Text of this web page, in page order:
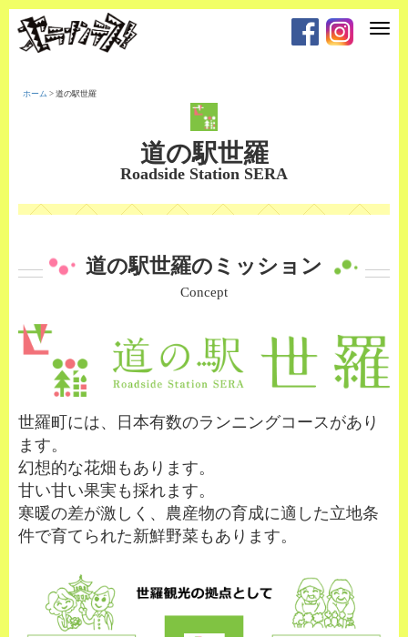
T
o
n
ホーム > 道の駅世羅
道の駅世羅
Roadside Station SERA
道の駅世羅のミッション
Concept
世羅町には、日本有数のランニングコースがあり
ます。
幻想的な花畑もあります。
甘い甘い果実も採れます。
寒暖の差が激しく、農産物の育成に適した立地条
件で育てられた新鮮野菜もあります。